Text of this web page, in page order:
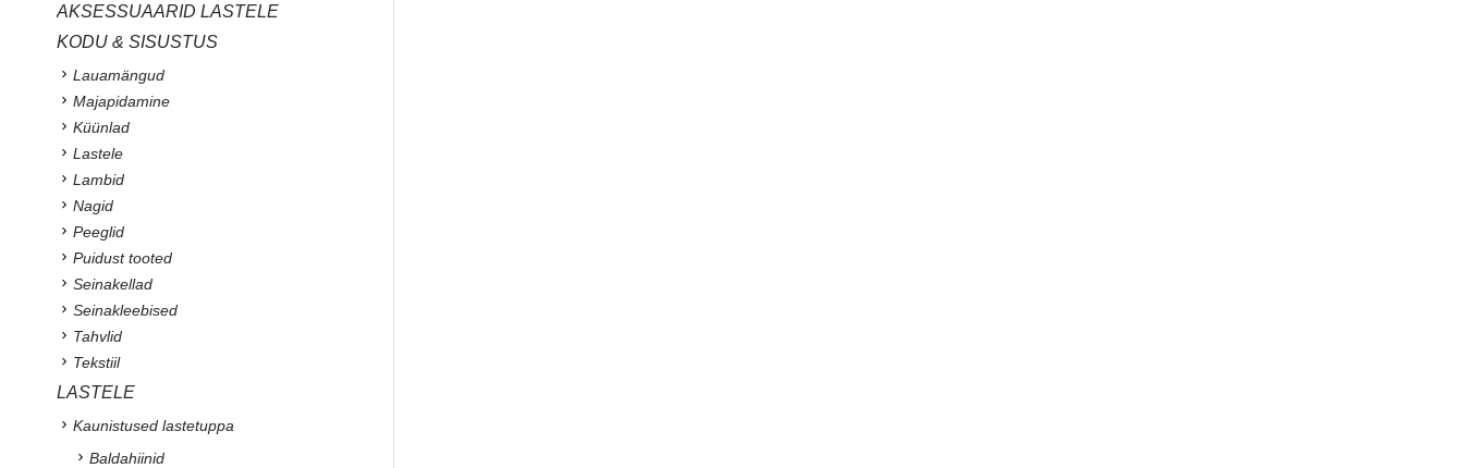
AKSESSUAARID LASTELE
KODU & SISUSTUS
Lauamängud
Majapidamine
Küünlad
Lastele
Lambid
Nagid
Peeglid
Puidust tooted
Seinakellad
Seinakleebised
Tahvlid
Tekstiil
LASTELE
Kaunistused lastetuppa
Baldahiinid